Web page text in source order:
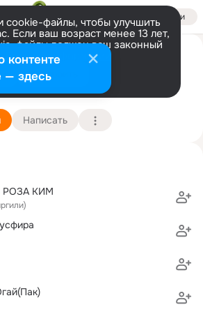
Войти
cookie-файлы, чтобы улучшить
Если ваш возраст менее 13 лет,
файлы должен ваш законный
Больше информации
Настроить
Ким
6 сентября (58 лет)
(Гимназия мировых языков)
Подробнее
Написать
РОЗА КИМ
контенте
— здесь